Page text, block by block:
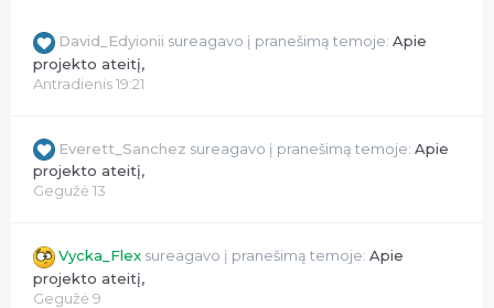
David_Edyionii sureagavo į pranešimą temoje: Apie
projekto ateitį,
Antradienis 19:21
Everett_Sanchez sureagavo į pranešimą temoje: Apie
projekto ateitį,
Gegužė 13
Vycka_Flex sureagavo į pranešimą temoje: Apie
projekto ateitį,
Gegužė 9